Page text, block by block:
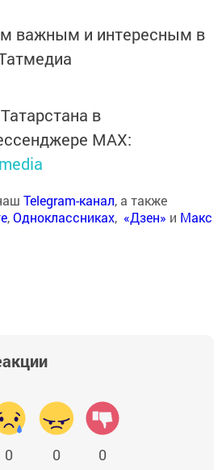
важным и интересным в
в
MАХ:
Telegram-канал, а также
,Одноклассниках, «Дзен» и Макс
0 0 0